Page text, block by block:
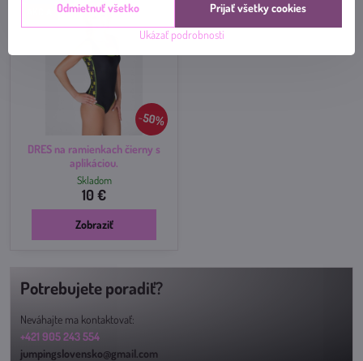
50%
DRES na ramienkach čierny s
aplikáciou.
Skladom
10 €
Zobraziť
Potrebujete poradiť?
Neváhajte ma kontaktovať:
+421 905 243 554
jumpingslovensko@gmail.com
Ukázať podrobnosti
Prijať všetky cookies
Odmietnuť všetko